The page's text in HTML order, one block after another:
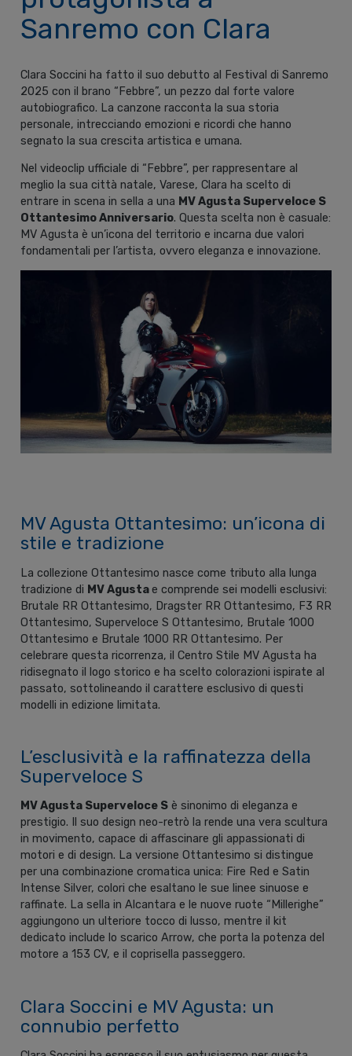
Sanremo con Clara
Clara Soccini ha fatto il suo debutto al Festival di Sanremo
2025 con il brano “Febbre”, un pezzo dal forte valore
autobiografico. La canzone racconta la sua storia
personale, intrecciando emozioni e ricordi che hanno
segnato la sua crescita artistica e umana.
Nel videoclip ufficiale di “Febbre”, per rappresentare al
meglio la sua città natale, Varese, Clara ha scelto di
entrare in scena in sella a una MV Agusta Superveloce S
Ottantesimo Anniversario. Questa scelta non è casuale:
MV Agusta è un’icona del territorio e incarna due valori
fondamentali per l’artista, ovvero eleganza e innovazione.
MV Agusta Ottantesimo: un’icona di
stile e tradizione
La collezione Ottantesimo nasce come tributo alla lunga
tradizione di MV Agustae comprende sei modelli esclusivi:
Brutale RR Ottantesimo, Dragster RR Ottantesimo, F3 RR
Ottantesimo, Superveloce S Ottantesimo, Brutale 1000
Ottantesimo e Brutale 1000 RR Ottantesimo. Per
celebrare questa ricorrenza, il Centro Stile MV Agusta ha
ridisegnato il logo storico e ha scelto colorazioni ispirate al
passato, sottolineando il carattere esclusivo di questi
modelli in edizione limitata.
L’esclusività e la raffinatezza della
Superveloce S
MV Agusta Superveloce Sè sinonimo di eleganza e
prestigio. Il suo design neo-retrò la rende una vera scultura
in movimento, capace di affascinare gli appassionati di
motori e di design. La versione Ottantesimo si distingue
per una combinazione cromatica unica: Fire Red e Satin
Intense Silver, colori che esaltano le sue linee sinuose e
raffinate. La sella in Alcantara e le nuove ruote “Millerighe”
aggiungono un ulteriore tocco di lusso, mentre il kit
dedicato include lo scarico Arrow, che porta la potenza del
motore a 153 CV, e il coprisella passeggero.
Clara Soccini e MV Agusta: un
connubio perfetto